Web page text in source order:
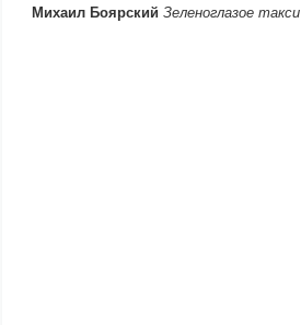
Михаил Боярский Зеленоглазое такси